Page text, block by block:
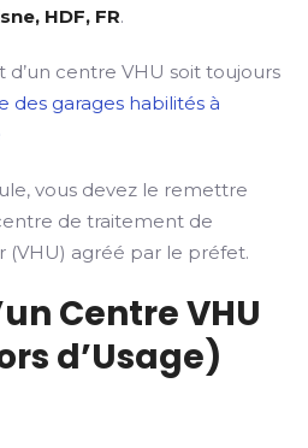
HDF, FR.
d’un centre VHU soit toujours
des garages habilités à
vous devez le remettre
de traitement de
(VHU) agréé par le préfet.
Centre VHU
d’Usage)